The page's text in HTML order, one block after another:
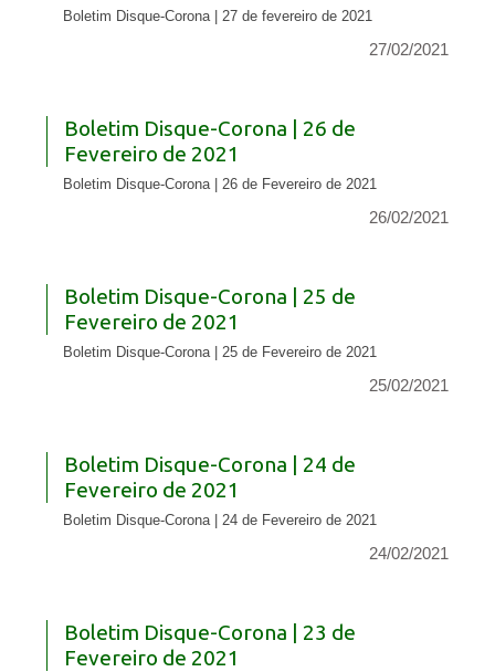
Boletim Disque-Corona | 27 de fevereiro de 2021
27/02/2021
Boletim Disque-Corona | 26 de
Fevereiro de 2021
Boletim Disque-Corona | 26 de Fevereiro de 2021
26/02/2021
Boletim Disque-Corona | 25 de
Fevereiro de 2021
Boletim Disque-Corona | 25 de Fevereiro de 2021
25/02/2021
Boletim Disque-Corona | 24 de
Fevereiro de 2021
Boletim Disque-Corona | 24 de Fevereiro de 2021
24/02/2021
Boletim Disque-Corona | 23 de
Fevereiro de 2021